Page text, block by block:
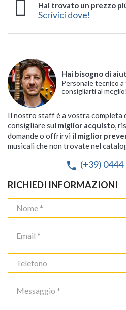
Hai trovato un prezzo
Scrivici dove!
Hai bisogno di
Personale tecnico
consigliarti al meglio!
Il nostro staff è a vostra completa
consigliare sul miglior acquisto,
domande o offrirvi il miglior
musicali che non trovate nel
phone (+39) 0444
RICHIEDI INFORMAZIONI